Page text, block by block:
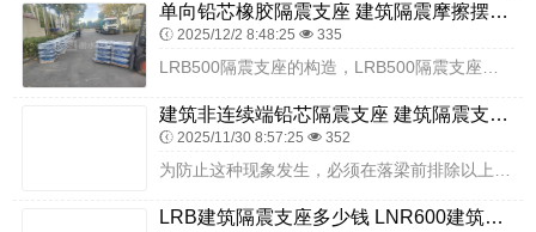
单向铅芯橡胶隔震支座 建筑隔震摩擦摆支座源头工厂 隔震橡胶支座的厂家电话
2025/12/2 8:48:25 335
LRB500隔震支座的构造，LRB500隔震支座由以下几个部分组成：微谱提供橡胶支座配方检测，三元乙丙橡胶、顺丁橡胶、丙烯酸酯橡胶、丁苯橡胶鉴定检测，橡胶脱模剂...
建筑非连续端铅芯隔震支座 建筑隔震支座厂家哪家好 高层隔震橡胶支座报价
2025/11/30 8:57:25 352
LRB建筑隔震支座多少钱 LNR600建筑隔震支座 建筑隔震支座LRB1200生产厂家